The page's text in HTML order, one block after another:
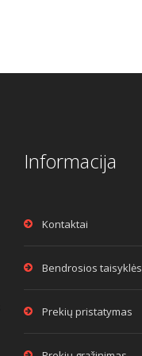
Informacija
Kontaktai
Bendrosios taisyklės
Prekių pristatymas